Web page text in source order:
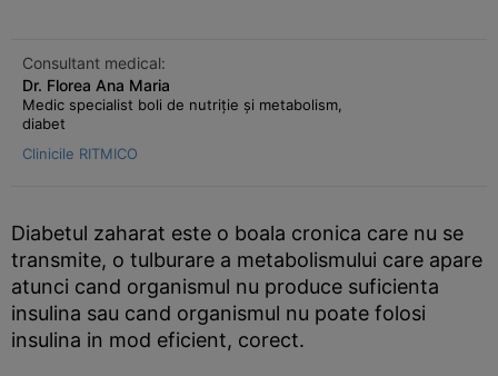
Consultant medical:
Dr. Florea Ana Maria
Medic specialist boli de nutriție și metabolism,
diabet
Clinicile RITMICO
Diabetul zaharat este o boala cronica care nu se
transmite, o tulburare a metabolismului care apare
atunci cand organismul nu produce suficienta
insulina sau cand organismul nu poate folosi
insulina in mod eficient, corect.